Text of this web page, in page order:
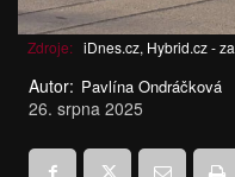
Zdroje: iDnes.cz, Hybrid.cz -
Autor: Pavlína Ondráčková
26. srpna 2025